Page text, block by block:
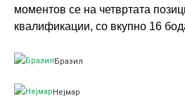
моментов се на четвртата
квалификации, со вкупно 16
Бразил
Нејмар